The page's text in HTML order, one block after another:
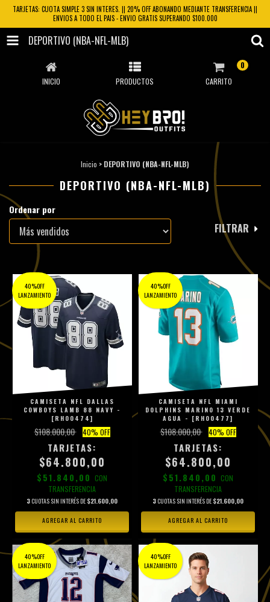
TARJETAS: CUOTA SIMPLE 3 SIN INTERES. || 20% OFF ABONANDO MEDIANTE TRANSFERENCIA ||
ENVIOS A TODO EL PAIS - ENVIO GRATIS SUPERANDO $100.000
DEPORTIVO (NBA-NFL-MLB)
INICIO PRODUCTOS CARRITO
0
Inicio > DEPORTIVO (NBA-NFL-MLB)
DEPORTIVO (NBA-NFL-MLB)
Ordenar por
FILTRAR
40%OFF
LANZAMIENTO
CAMISETA NFL DALLAS
COWBOYS LAMB 88 NAVY -
[RH00474]
$108.000,00 40% OFF
$64.800,00
$51.840,00 CON
TRANSFERENCIA
3CUOTAS SIN INTERÉS DE $21.600,00
AGREGAR AL CARRITO
40%OFF
LANZAMIENTO
CAMISETA NFL MIAMI
DOLPHINS MARINO 13 VERDE
AGUA - [RH00477]
$108.000,00 40% OFF
$64.800,00
$51.840,00 CON
TRANSFERENCIA
3CUOTAS SIN INTERÉS DE $21.600,00
AGREGAR AL CARRITO
40%OFF
LANZAMIENTO
40%OFF
LANZAMIENTO